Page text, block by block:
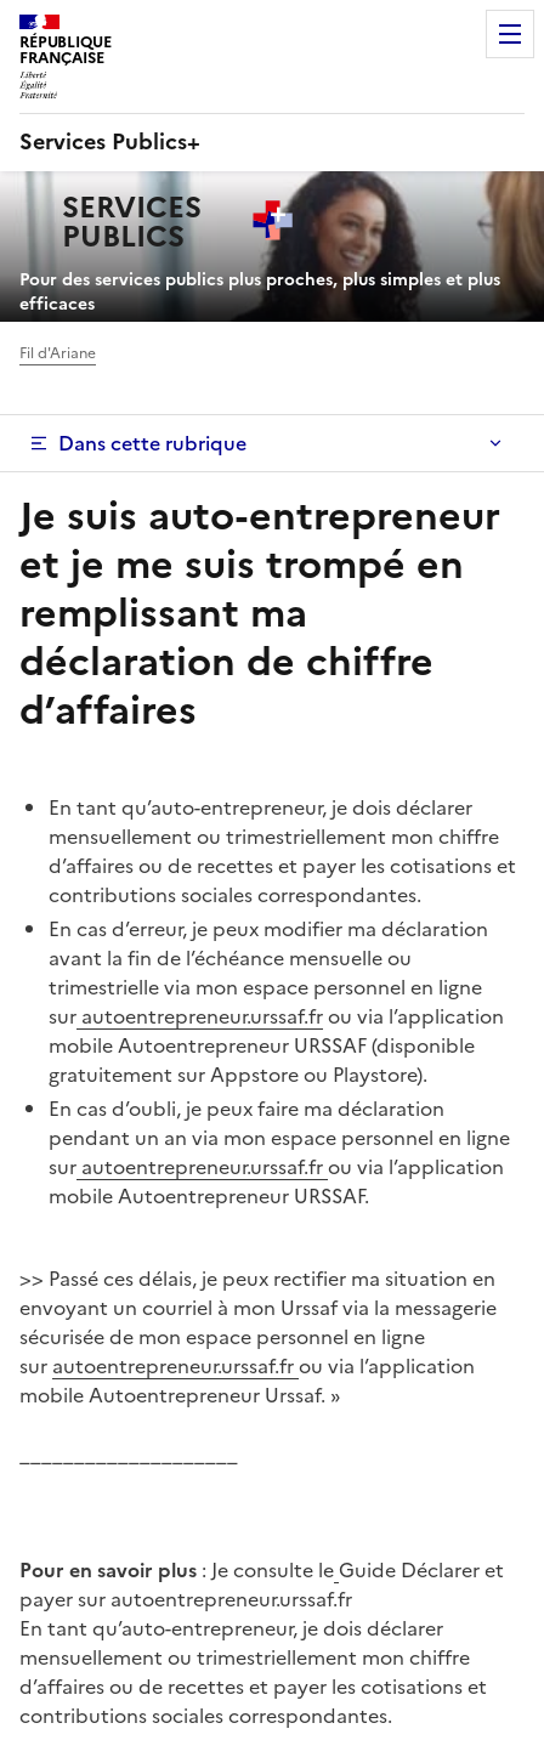
RÉPUBLIQUE
FRANÇAISE
Services Publics+
principaleSERVICES
PUBLICS+
Pour des services publics plus proches, plus simples et plus
efficaces
Fil d'Ariane
Dans cette rubrique
Je suis auto-entrepreneur
et je me suis trompé en
remplissant ma
déclaration de chiffre
d’affaires
En tant qu’auto-entrepreneur, je dois déclarer
mensuellement ou trimestriellement mon chiffre
d’affaires ou de recettes et payer les cotisations et
contributions sociales correspondantes.
En cas d’erreur, je peux modifier ma déclaration
avant la fin de l’échéance mensuelle ou
trimestrielle via mon espace personnel en ligne
sur autoentrepreneur.urssaf.frou via l’application
mobile Autoentrepreneur URSSAF (disponible
gratuitement sur Appstore ou Playstore).
En cas d’oubli, je peux faire ma déclaration
pendant un an via mon espace personnel en ligne
sur autoentrepreneur.urssaf.frou via l’application
mobile Autoentrepreneur URSSAF.
>> Passé ces délais, je peux rectifier ma situation en
envoyant un courriel à mon Urssaf via la messagerie
sécurisée de mon espace personnel en ligne
sur autoentrepreneur.urssaf.frou via l’application
mobile Autoentrepreneur Urssaf. »
Pour en savoir plus : Je consulte leGuide Déclarer et
payer sur autoentrepreneur.urssaf.fr
En tant qu’auto-entrepreneur, je dois déclarer
mensuellement ou trimestriellement mon chiffre
d’affaires ou de recettes et payer les cotisations et
contributions sociales correspondantes.